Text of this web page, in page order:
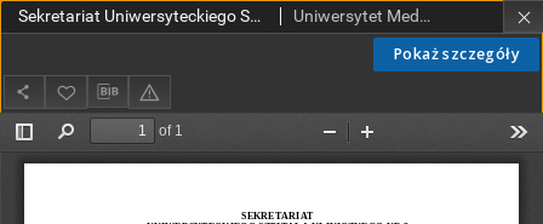
Pokaż szczegóły
Sekretariat Uniwersyteckiego Szpitala Klinicznego nr 3 im. dr Seweryna Sterlinga w Łodzi Uniwersytet Medyczny w Łodzi